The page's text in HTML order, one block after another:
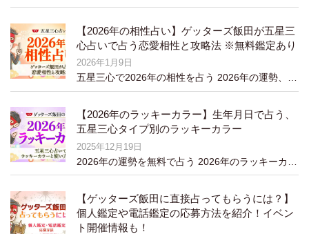
【2026年の相性占い】ゲッターズ飯田が五星三
心占いで占う恋愛相性と攻略法 ※無料鑑定あり
2026年1月9日
五星三心で2026年の相性を占う 2026年の運勢、特に相性はどうなるのでしょう…
【2026年のラッキーカラー】生年月日で占う、
五星三心タイプ別のラッキーカラー
2025年12月19日
【ゲッターズ飯田に直接占ってもらうには？】
個人鑑定や電話鑑定の応募方法を紹介！イベン
ト開催情報も！